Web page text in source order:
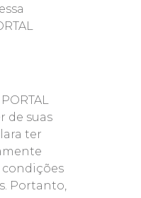
de suas
ter
condições
Portanto,